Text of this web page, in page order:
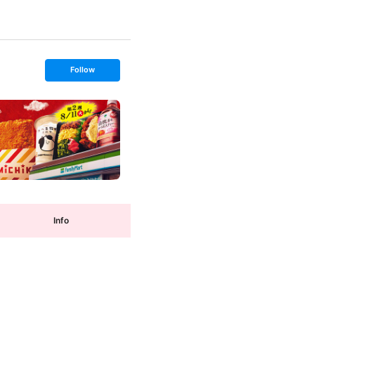
s
t
o
l
l
o
w
Follow
Info